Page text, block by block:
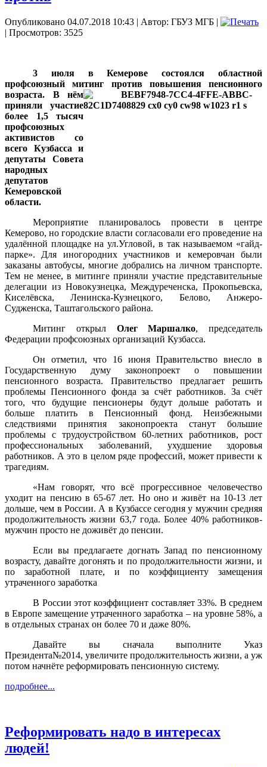
Опубликовано 04.07.2018 10:43 | Автор: ГБУЗ МГБ |
| Просмотров: 3525
3 июля в Кемерове состоялся областной
профсоюзный митинг против повышения пенсионного
возраста. В нём
приняли участие
более 1,5 тысяч
профсоюзных
активистов со
всего Кузбасса и
депутаты Совета
народных
депутатов
Кемеровской
области.
Мероприятие планировалось провести в центре
Кемерово, но городские власти согласовали его проведение на
удалённой площадке на ул.Угловой, в так называемом «гайд-
парке». Для иногородних участников и кемеровчан были
заказаны автобусы, многие добрались на личном транспорте.
Тем не менее, в митинге приняли участие представительные
делегации из Новокузнецка, Междуреченска, Прокопьевска,
Киселёвска, Ленинска-Кузнецкого, Белово, Анжеро-
Судженска, Таштагольского района.
Митинг открыл Олег Маршалко, председатель
Федерации профсоюзных организаций Кузбасса.
Он отметил, что 16 июня Правительство внесло в
Государственную думу законопроект о повышении
пенсионного возраста. Правительство предлагает решить
проблемы Пенсионного фонда за счёт работников. За счёт
того, что будущие пенсионеры будут дольше работать и
больше платить в Пенсионный фонд. Неизбежными
следствиями принятия законопроекта станут большие
проблемы с трудоустройством 60-летних работников, рост
профессиональных заболеваний, ухудшение здоровья
работников. А это в целом ряде профессий, может привести к
трагедиям.
«Нам говорят, что всё прогрессивное человечество
уходит на пенсию в 65-67 лет. Но оно и живёт на 10-13 лет
дольше, чем в России. А в Кузбассе сегодня у мужчин средняя
продолжительность жизни 63,7 года. Более 40% работников-
мужчин просто не доживёт до пенсии.
Если вы предлагаете догнать Запад по пенсионному
возрасту, давайте догонять и по продолжительности жизни, и
по заработной плате, и по коэффициенту замещения
утраченного заработка
В России этот коэффициент составляет 33%. В среднем
в Европе замещение утраченного заработка – на уровне 58%, а
в отдельных странах он более 70 и даже 80%.
Давайте вы сначала выполните Указ
Президента№2014, увеличите продолжительность жизни, а уж
потом начнёте реформировать пенсионную систему.
подробнее...
Реформировать надо в интересах
людей!